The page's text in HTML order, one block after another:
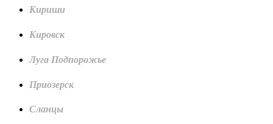
Кириши
Кировск
Луга Подпорожье
Приозерск
Сланцы